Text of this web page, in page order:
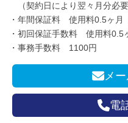
（契約日により翌々月分必要
・年間保証料 使用料0.5ヶ月
・初回保証手数料 使用料0.5
・事務手数料 1100円
メ
電